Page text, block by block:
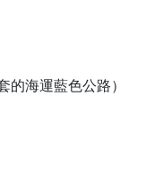
海運藍色公路）